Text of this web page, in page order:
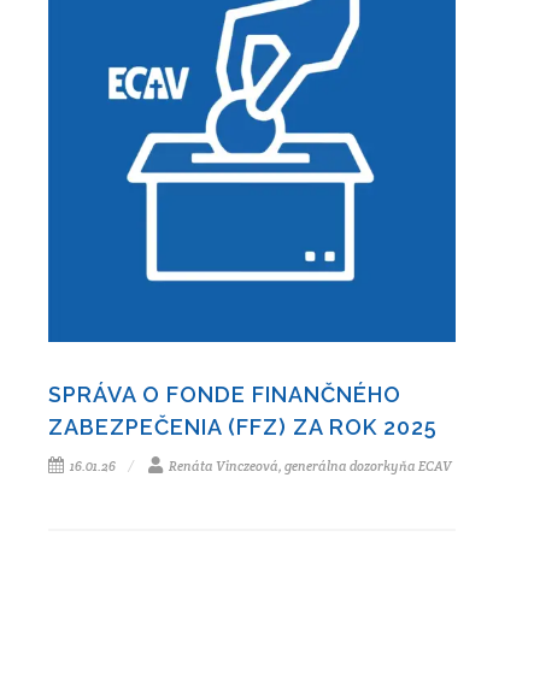
SPRÁVA O FONDE FINANČNÉHO
ZABEZPEČENIA (FFZ) ZA ROK 2025
16.01.26 Renáta Vinczeová, generálna dozorkyňa ECAV